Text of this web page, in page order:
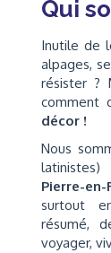
Qui
Inutile de
alpages,
résister ?
comment
décor !
Nous
latinistes)
Pierre-en-
surtout
résumé,
voyager,